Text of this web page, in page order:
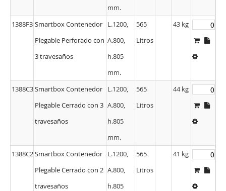
mm.
1388F3 Smartbox Contenedor
Plegable Perforado con
3 travesaños
L.1200,
A.800,
h.805
mm.
565
Litros
43 kg
1388C3Smartbox Contenedor
Plegable Cerrado con 3
travesaños
L.1200,
A.800,
h.805
mm.
565
Litros
44 kg
1388C2Smartbox Contenedor
Plegable Cerrado con 2
travesaños
L.1200,
A.800,
h.805
565
Litros
41 kg